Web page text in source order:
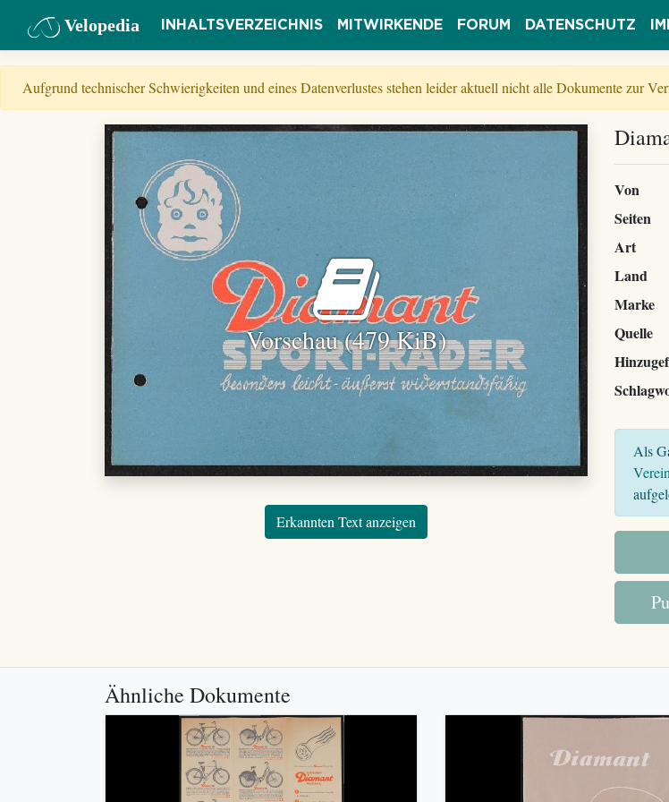
Velopedia INHALTSVERZEICHNIS MITWIRKENDE FORUM DATENSCHUTZ
Aufgrund technischer Schwierigkeiten und eines Datenverlustes stehen leider aktuell nicht alle Dokumente zur
Vorschau (479 KiB)
Erkannten Text anzeigen
Von
Seiten
Art
Land
Marke
Quelle
Als
Ähnliche Dokumente